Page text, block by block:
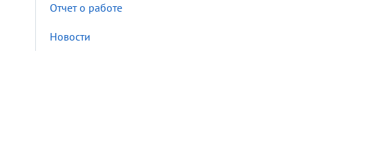
Отчет о работе
Новости